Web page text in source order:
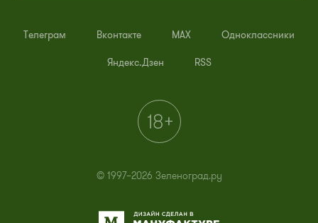
Телеграм Вконтакте MAX Одноклассники
Яндекс.Дзен RSS
© 1997–2026 Зеленоград.ру